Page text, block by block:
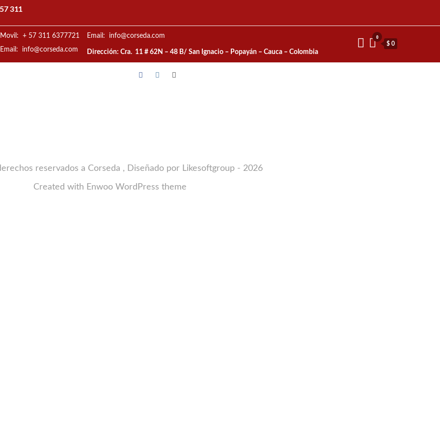
311
Movil: + 57 311 6377721
Email: info@corseda.com
Email: info@corseda.com
Dirección: Cra. 11 # 62N – 48 B/ San Ignacio – Popayán – Cauca – Colombia
0
$ 0
reservados a Corseda , Diseñado por Likesoftgroup - 2026
Created with Enwoo WordPress theme